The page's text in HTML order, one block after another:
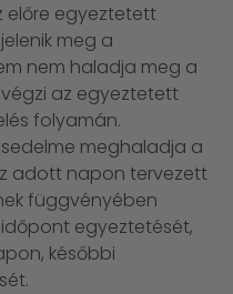
előre egyeztetett
meg a
nem haladja meg a
az egyeztetett
folyamán.
meghaladja a
adott napon tervezett
függvényében
egyeztetését,
későbbi